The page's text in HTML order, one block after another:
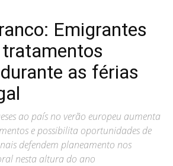
Emigrantes
as férias
ao país no verão europeu aumenta
e possibilita oportunidades de
defendem planeamento nos
nesta altura do ano